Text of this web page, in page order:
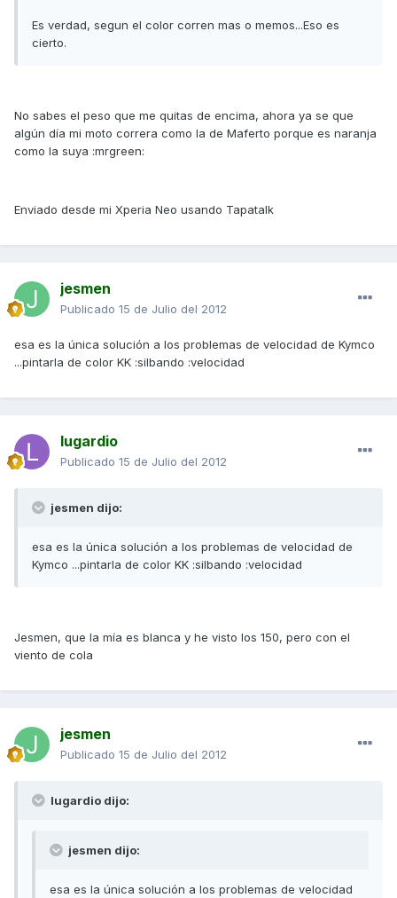
Es verdad, segun el color corren mas o memos...Eso es
cierto.
No sabes el peso que me quitas de encima, ahora ya se que
algún día mi moto correra como la de Maferto porque es naranja
como la suya :mrgreen:
Enviado desde mi Xperia Neo usando Tapatalk
jesmen
Publicado 15 de Julio del 2012
esa es la única solución a los problemas de velocidad de Kymco
...pintarla de color KK :silbando :velocidad
lugardio
Publicado 15 de Julio del 2012
jesmen dijo:
esa es la única solución a los problemas de velocidad de
Kymco ...pintarla de color KK :silbando :velocidad
Jesmen, que la mía es blanca y he visto los 150, pero con el
viento de cola
jesmen
Publicado 15 de Julio del 2012
lugardio dijo:
jesmen dijo:
esa es la única solución a los problemas de velocidad